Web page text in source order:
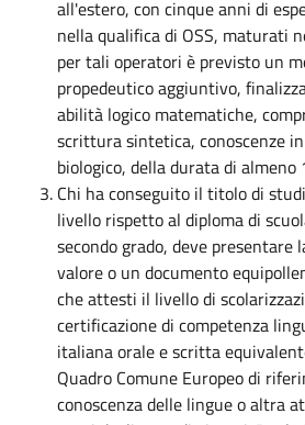
all'estero, con cinque anni di
nella qualifica di OSS, maturati
per tali operatori è previsto un
propedeutico aggiuntivo,
abilità logico matematiche,
scrittura sintetica, conoscenze
biologico, della durata di almeno
Chi ha conseguito il titolo di
livello rispetto al diploma di
secondo grado, deve presentare
valore o un documento
che attesti il livello di
certificazione di competenza
italiana orale e scritta
Quadro Comune Europeo di
conoscenza delle lingue o altra